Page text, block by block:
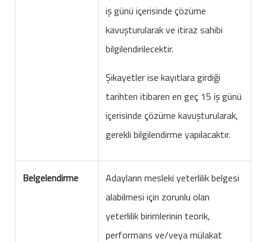
iş günü içerisinde çözüme
kavuşturularak ve itiraz sahibi
bilgilendirilecektir.
Şikayetler ise kayıtlara girdiği
tarihten itibaren en geç 15 iş günü
içerisinde çözüme kavuşturularak,
gerekli bilgilendirme yapılacaktır.
Belgelendirme
Adayların mesleki yeterlilik belgesi
alabilmesi için zorunlu olan
yeterlilik birimlerinin teorik,
performans ve/veya mülakat